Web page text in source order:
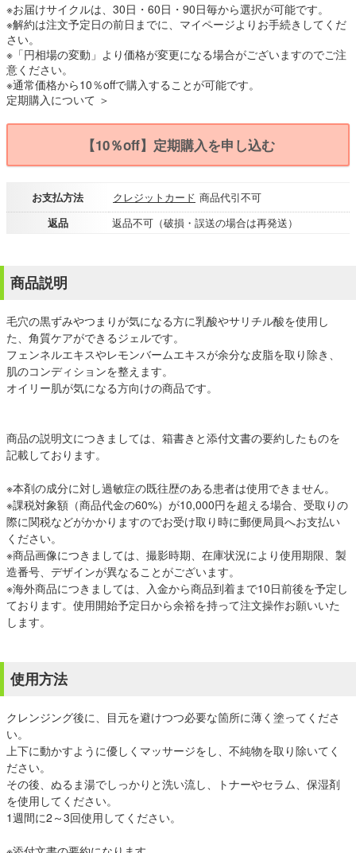
※お届けサイクルは、30日・60日・90日毎から選択が可能です。
※解約は注文予定日の前日までに、マイページよりお手続きしてくだ
さい。
※「円相場の変動」より価格が変更になる場合がございますのでご注
意ください。
※通常価格から10％offで購入することが可能です。
定期購入について ＞
【10％off】定期購入を申し込む
お支払方法 クレジットカード 商品代引不可
返品
返品不可（破損・誤送の場合は再発送）
商品説明
毛穴の黒ずみやつまりが気になる方に乳酸やサリチル酸を使用し
た、角質ケアができるジェルです。
フェンネルエキスやレモンバームエキスが余分な皮脂を取り除き、
肌のコンディションを整えます。
オイリー肌が気になる方向けの商品です。
商品の説明文につきましては、箱書きと添付文書の要約したものを
記載しております。
※本剤の成分に対し過敏症の既往歴のある患者は使用できません。
※課税対象額（商品代金の60%）が10,000円を超える場合、受取りの
際に関税などがかかりますのでお受け取り時に郵便局員へお支払い
ください。
※商品画像につきましては、撮影時期、在庫状況により使用期限、製
造番号、デザインが異なることがございます。
※海外商品につきましては、入金から商品到着まで10日前後を予定し
ております。使用開始予定日から余裕を持って注文操作お願いいた
します。
使用方法
クレンジング後に、目元を避けつつ必要な箇所に薄く塗ってくださ
い。
上下に動かすように優しくマッサージをし、不純物を取り除いてく
ださい。
その後、ぬるま湯でしっかりと洗い流し、トナーやセラム、保湿剤
を使用してください。
1週間に2～3回使用してください。